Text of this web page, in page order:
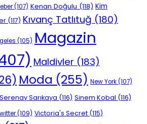
(107) Kenan Doğulu (118) Kim
(117) Kıvanç Tatlıtuğ (180)
(105) Magazin
Maldivler (183)
Moda (255) New York(107)
Serenay Sarıkaya (116) Sinem Kobal (116)
(109) Victoria's Secret (115)